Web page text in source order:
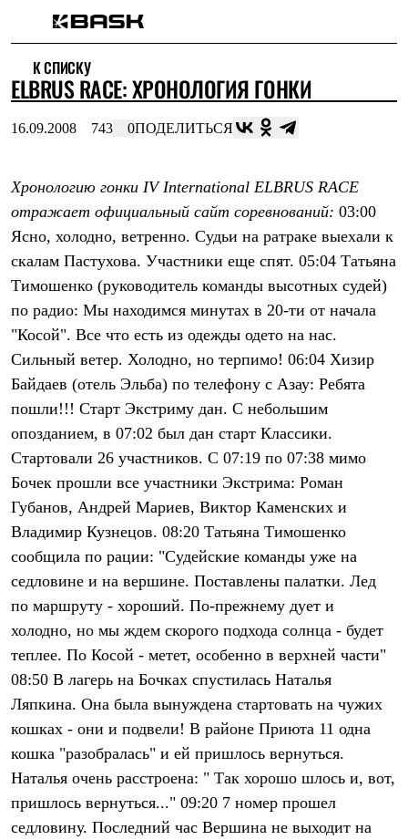
Интернет-магазин
Мужская одежда
Утепленная пухом
Куртки
Брюки
Утепленная синтетикой
Куртки
Брюки
Штормовая одежда
Куртки
Брюки
Софтшелл одежда
Куртки
Брюки
Куртки
Брюки
Термобелье
Теплое термобелье
Среднее термобелье
Легкое термобелье
Лёгкая одежда
Футболки
Рубашки
Толстовки
Брюки
Женская одежда
Утепленная пухом
Брюки
Жилеты
Утепленная синтетикой
Брюки
Штормовая одежда
Софтшелл одежда
Куртки
Лёгкая одежда
Рубашки
К СПИСКУ
ELBRUS RACE: ХРОНОЛОГИЯ ГОНКИ
16.09.2008 743 0ПОДЕЛИТЬСЯ
Хронологию гонки IV International ELBRUS RACE
отражает официальный сайт соревнований: 03:00
Ясно, холодно, ветренно. Судьи на ратраке выехали к
скалам Пастухова. Участники еще спят. 05:04 Татьяна
Тимошенко (руководитель команды высотных судей)
по радио: Мы находимся минутах в 20-ти от начала
"Косой". Все что есть из одежды одето на нас.
Сильный ветер. Холодно, но терпимо! 06:04 Хизир
Байдаев (отель Эльба) по телефону с Азау: Ребята
пошли!!! Старт Экстриму дан. С небольшим
опозданием, в 07:02 был дан старт Классики.
Стартовали 26 участников. С 07:19 по 07:38 мимо
Бочек прошли все участники Экстрима: Роман
Губанов, Андрей Мариев, Виктор Каменских и
Владимир Кузнецов. 08:20 Татьяна Тимошенко
сообщила по рации: "Судейские команды уже на
седловине и на вершине. Поставлены палатки. Лед
по маршруту - хороший. По-прежнему дует и
холодно, но мы ждем скорого подхода солнца - будет
теплее. По Косой - метет, особенно в верхней части"
08:50 В лагерь на Бочках спустилась Наталья
Ляпкина. Она была вынуждена стартовать на чужих
кошках - они и подвели! В районе Приюта 11 одна
кошка "разобралась" и ей пришлось вернуться.
Наталья очень расстроена: " Так хорошо шлось и, вот,
пришлось вернуться..." 09:20 7 номер прошел
седловину. Последний час Вершина не выходит на